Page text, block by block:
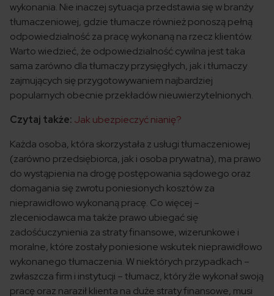
wykonania. Nie inaczej sytuacja przedstawia się w branży
tłumaczeniowej, gdzie tłumacze również ponoszą pełną
odpowiedzialność za pracę wykonaną na rzecz klientów.
Warto wiedzieć, że odpowiedzialność cywilna jest taka
sama zarówno dla tłumaczy przysięgłych, jak i tłumaczy
zajmujących się przygotowywaniem najbardziej
popularnych obecnie przekładów nieuwierzytelnionych.
Czytaj także: Jak ubezpieczyć nianię?
Każda osoba, która skorzystała z usługi tłumaczeniowej
(zarówno przedsiębiorca, jak i osoba prywatna), ma prawo
do wystąpienia na drogę postępowania sądowego oraz
domagania się zwrotu poniesionych kosztów za
nieprawidłowo wykonaną pracę. Co więcej –
zleceniodawca ma także prawo ubiegać się
zadośćuczynienia za straty finansowe, wizerunkowe i
moralne, które zostały poniesione wskutek nieprawidłowo
wykonanego tłumaczenia. W niektórych przypadkach –
zwłaszcza firm i instytucji – tłumacz, który źle wykonał swoją
pracę oraz naraził klienta na duże straty finansowe, musi